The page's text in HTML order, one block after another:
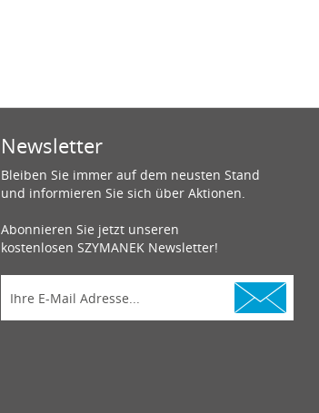
Newsletter
Bleiben Sie immer auf dem neusten Stand
und informieren Sie sich über Aktionen.
Abonnieren Sie jetzt unseren
kostenlosen SZYMANEK Newsletter!